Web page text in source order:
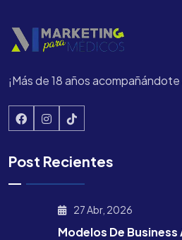
¡Más de 18 años
Post Recientes
27 Abr, 2026
Modelos De